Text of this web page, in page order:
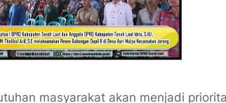
masyarakat akan menjadi